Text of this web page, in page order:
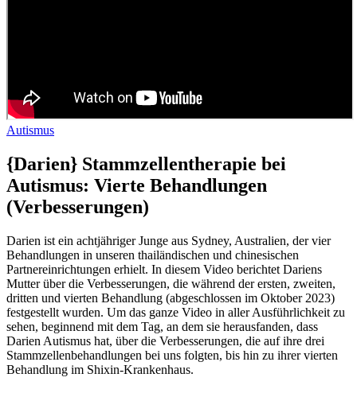
Autismus
{Darien} Stammzellentherapie bei
Autismus: Vierte Behandlungen
(Verbesserungen)
Darien ist ein achtjähriger Junge aus Sydney, Australien, der vier
Behandlungen in unseren thailändischen und chinesischen
Partnereinrichtungen erhielt. In diesem Video berichtet Dariens
Mutter über die Verbesserungen, die während der ersten, zweiten,
dritten und vierten Behandlung (abgeschlossen im Oktober 2023)
festgestellt wurden. Um das ganze Video in aller Ausführlichkeit zu
sehen, beginnend mit dem Tag, an dem sie herausfanden, dass
Darien Autismus hat, über die Verbesserungen, die auf ihre drei
Stammzellenbehandlungen bei uns folgten, bis hin zu ihrer vierten
Behandlung im Shixin-Krankenhaus.